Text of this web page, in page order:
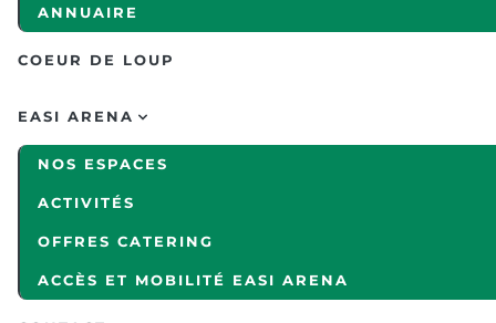
ANNUAIRE
COEUR DE LOUP
EASI ARENA
NOS ESPACES
ACTIVITÉS
OFFRES CATERING
ACCÈS ET MOBILITÉ EASI ARENA